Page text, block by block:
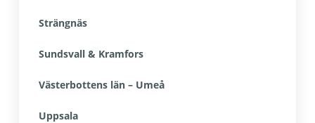
Strängnäs
Sundsvall & Kramfors
Västerbottens län – Umeå
Uppsala